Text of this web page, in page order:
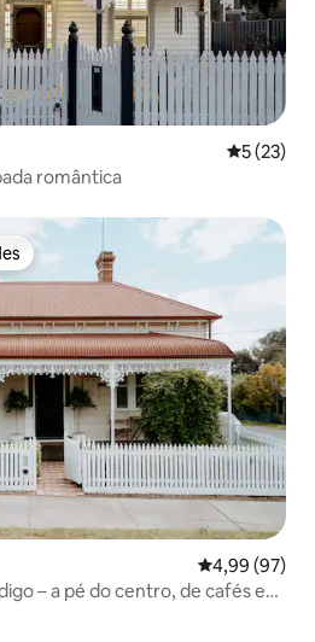
5 de uma
5 (23)
romântica
dos hóspedes
4,99 de uma
4,99 (97)
– a pé do centro, de cafés e